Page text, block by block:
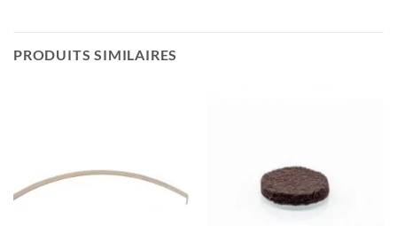
PRODUITS SIMILAIRES